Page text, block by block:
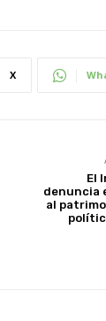
X
El
denuncia
al